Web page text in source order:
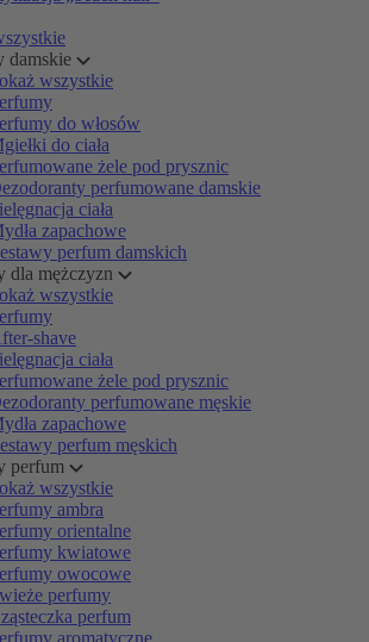
damskie
wszystkie
do włosów
do ciała
żele pod prysznic
perfumowane damskie
ciała
zapachowe
perfum damskich
dla mężczyzn
wszystkie
shave
ciała
żele pod prysznic
perfumowane męskie
zapachowe
perfum męskich
perfum
wszystkie
ambra
orientalne
kwiatowe
owocowe
perfumy
perfum
aromatyczne